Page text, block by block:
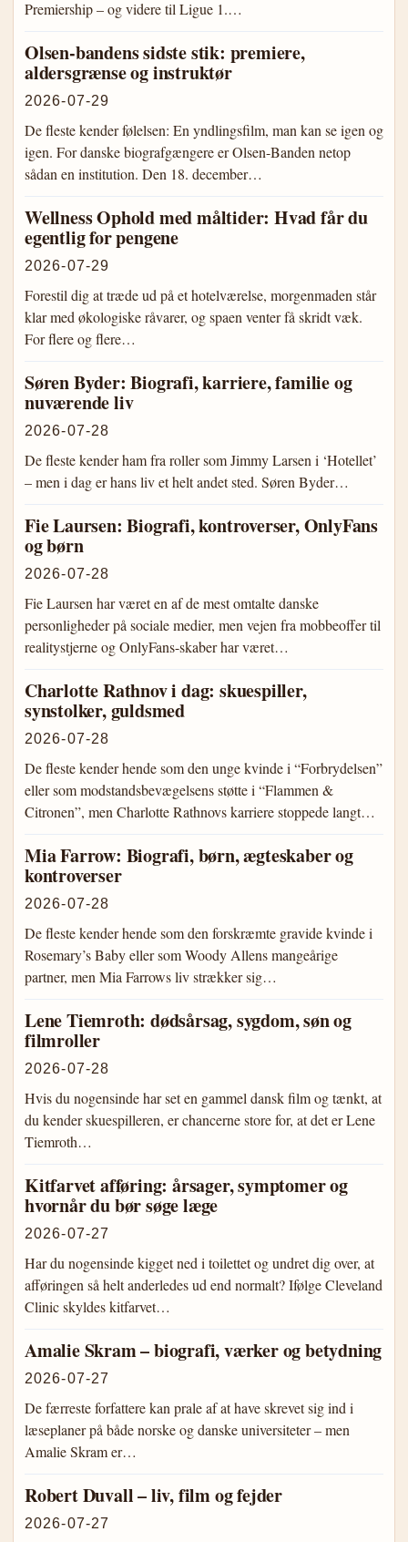
Premiership – og videre til Ligue 1.…
Olsen-bandens sidste stik: premiere,
aldersgrænse og instruktør
2026-07-29
De fleste kender følelsen: En yndlingsfilm, man kan se igen og
igen. For danske biografgængere er Olsen-Banden netop
sådan en institution. Den 18. december…
Wellness Ophold med måltider: Hvad får du
egentlig for pengene
2026-07-29
Forestil dig at træde ud på et hotelværelse, morgenmaden står
klar med økologiske råvarer, og spaen venter få skridt væk.
For flere og flere…
Søren Byder: Biografi, karriere, familie og
nuværende liv
2026-07-28
De fleste kender ham fra roller som Jimmy Larsen i ‘Hotellet’
– men i dag er hans liv et helt andet sted. Søren Byder…
Fie Laursen: Biografi, kontroverser, OnlyFans
og børn
2026-07-28
Fie Laursen har været en af de mest omtalte danske
personligheder på sociale medier, men vejen fra mobbeoffer til
realitystjerne og OnlyFans-skaber har været…
Charlotte Rathnov i dag: skuespiller,
synstolker, guldsmed
2026-07-28
De fleste kender hende som den unge kvinde i “Forbrydelsen”
eller som modstandsbevægelsens støtte i “Flammen &
Citronen”, men Charlotte Rathnovs karriere stoppede langt…
Mia Farrow: Biografi, børn, ægteskaber og
kontroverser
2026-07-28
De fleste kender hende som den forskræmte gravide kvinde i
Rosemary’s Baby eller som Woody Allens mangeårige
partner, men Mia Farrows liv strækker sig…
Lene Tiemroth: dødsårsag, sygdom, søn og
filmroller
2026-07-28
Hvis du nogensinde har set en gammel dansk film og tænkt, at
du kender skuespilleren, er chancerne store for, at det er Lene
Tiemroth…
Kitfarvet afføring: årsager, symptomer og
hvornår du bør søge læge
2026-07-27
Har du nogensinde kigget ned i toilettet og undret dig over, at
afføringen så helt anderledes ud end normalt? Ifølge Cleveland
Clinic skyldes kitfarvet…
Amalie Skram – biografi, værker og betydning
2026-07-27
De færreste forfattere kan prale af at have skrevet sig ind i
læseplaner på både norske og danske universiteter – men
Amalie Skram er…
Robert Duvall – liv, film og fejder
2026-07-27